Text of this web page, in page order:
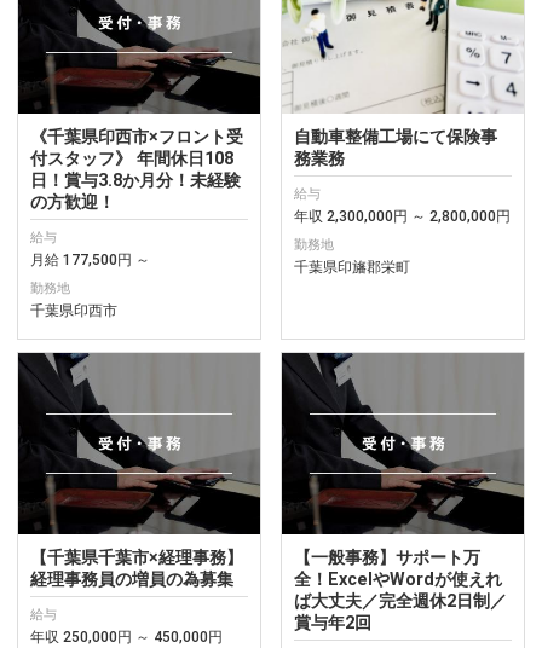
《千葉県印西市×フロント受
付スタッフ》 年間休日108
日！賞与3.8か月分！未経験
の方歓迎！
給与
月給 177,500円 ～
勤務地
千葉県印西市
自動車整備工場にて保険事
務業務
給与
年収 2,300,000円 ～ 2,800,000円
勤務地
千葉県印旛郡栄町
【千葉県千葉市×経理事務】
経理事務員の増員の為募集
給与
年収 250,000円 ～ 450,000円
【一般事務】サポート万
全！ExcelやWordが使えれ
ば大丈夫／完全週休2日制／
賞与年2回